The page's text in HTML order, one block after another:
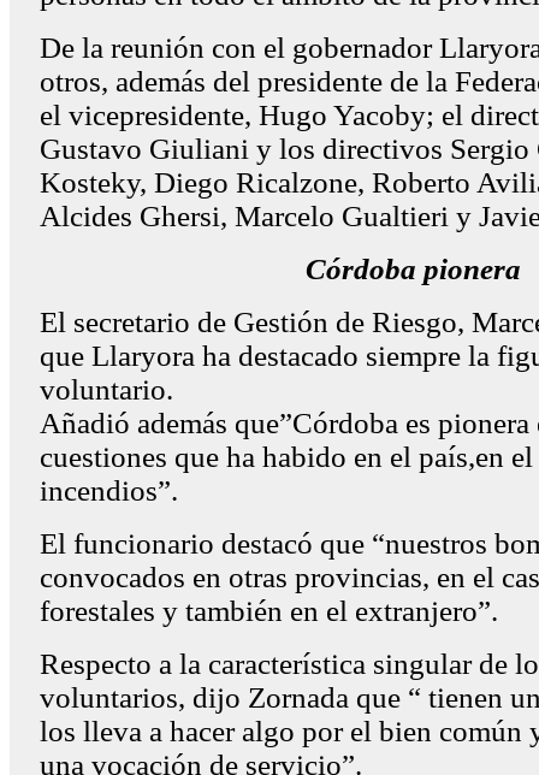
De la reunión con el gobernador
otros, además del presidente de la
el vicepresidente, Hugo Yacoby; el
Gustavo Giuliani y los directivos Sergio
Kosteky, Diego Ricalzone, Roberto
Alcides Ghersi, Marcelo Gualtieri y
Córdoba pionera
El secretario de Gestión de Riesgo,
que Llaryora ha destacado siempre la
voluntario.
Añadió además que”Córdoba es pionera
cuestiones que ha habido en el país,en el
incendios”.
El funcionario destacó que “nuestros
convocados en otras provincias, en el
forestales y también en el extranjero”.
Respecto a la característica singular de
voluntarios, dijo Zornada que “ tienen
los lleva a hacer algo por el bien común
una vocación de servicio”.